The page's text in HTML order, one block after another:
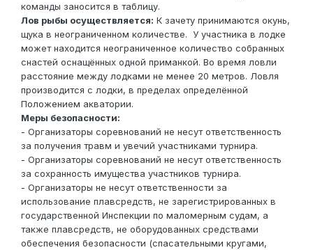
команды заносится в таблицу.
Лов рыбы осуществляется: К зачету принимаются окунь,
щука в неограниченном количестве. У участника в лодке
может находится неограниченное количество собранных
снастей оснащённых одной приманкой. Во время ловли
расстояние между лодками не менее 20 метров. Ловля
производится с лодки, в пределах определённой
Положением акватории.
Меры безопасности:
- Организаторы соревнований не несут ответственность
за получения травм и увечий участниками турнира.
- Организаторы соревнований не несут ответственность
за сохранность имущества участников турнира.
- Организаторы не несут ответственности за
использование плавсредств, не зарегистрированных в
государственной Инспекции по маломерным судам, а
также плавсредств, не оборудованных средствами
обеспечения безопасности (спасательными кругами,